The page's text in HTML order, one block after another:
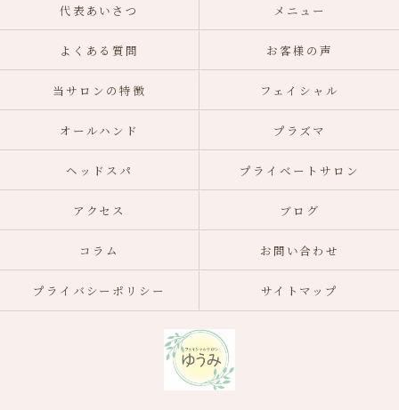
代表あいさつ メニュー
よくある質問 お客様の声
当サロンの特徴 フェイシャル
オールハンド プラズマ
ヘッドスパ プライベートサロン
アクセス ブログ
コラム お問い合わせ
プライバシーポリシー サイトマップ